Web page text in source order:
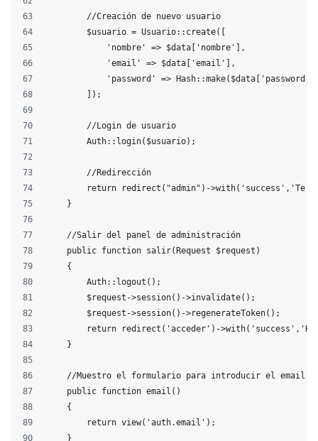
        //Creación de nuevo usuario
        $usuario = Usuario::create([
            'nombre' => $data['nombre'],
            'email' => $data['email'],
'password' =>
        ]);
        //Login de usuario
        Auth::login($usuario);
        //Redirección
return redirect("admin")->with('success','Te
    }
    //Salir del panel de administración
    public function salir(Request $request)
    {
        Auth::logout();
        $request->session()->invalidate();
        $request->session()->regenerateToken();
return redirect('acceder')-
    }
    //Muestro el formulario para introducir el email
    public function email()
    {
        return view('auth.email');
    }